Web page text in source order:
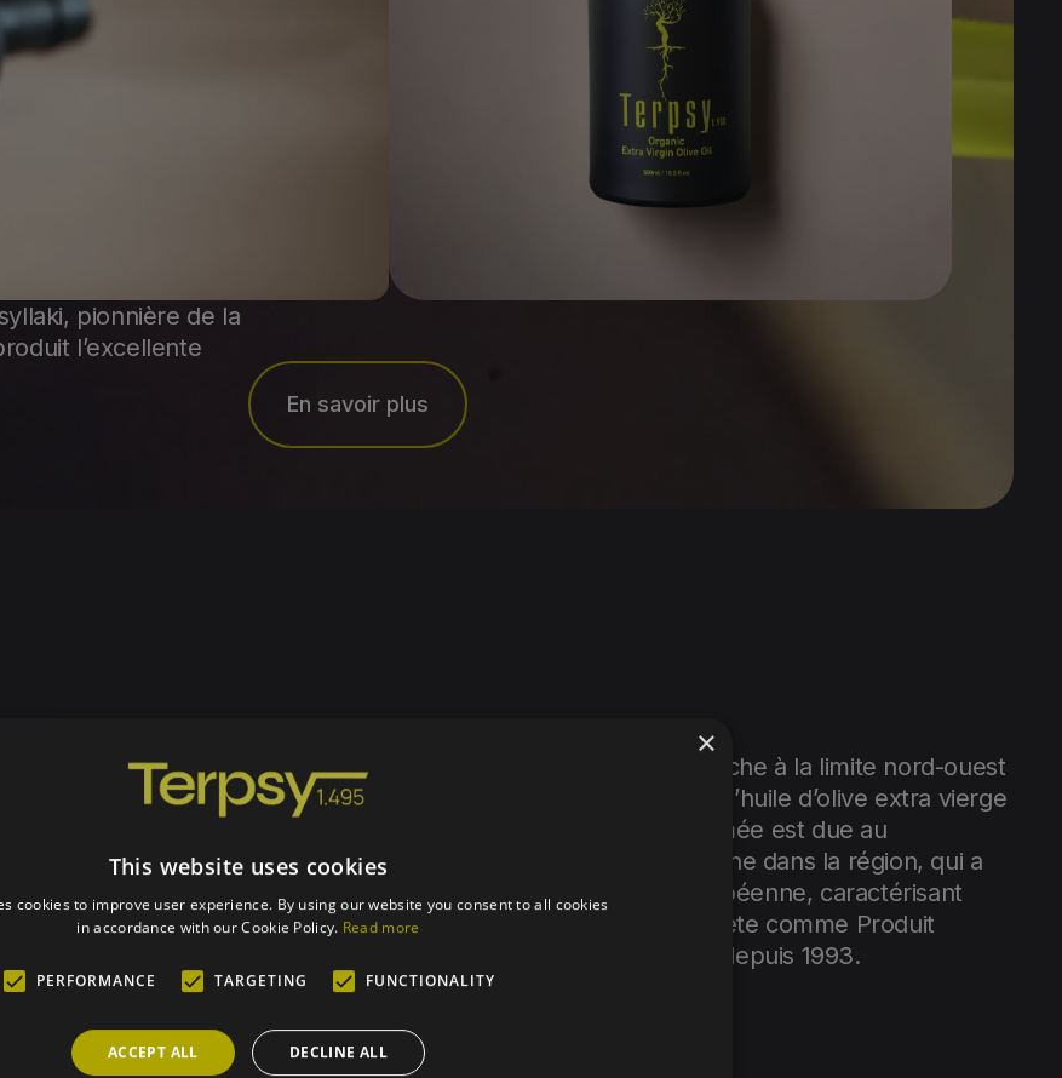
pionnière de la
l’excellente
En savoir plus
d'olive extra
Kolymbari, une région qui touche à la limite nord-ouest
de la Crète, est célèbre pour l’huile d’olive extra vierge
qui y est produite. Sa renommée est due au
microclimat particulier qui règne dans la région, qui a
été reconnu par l’Union européenne, caractérisant
Kolymvari de La Canée en Crète comme Produit
d’Appellation d’Origine (AOP) depuis 1993.
×
This website uses cookies
cookies to improve user experience. By using our website you consent to all cookies
in accordance with our Cookie Policy. Read more
PERFORMANCE TARGETING FUNCTIONALITY
ACCEPT ALL DECLINE ALL